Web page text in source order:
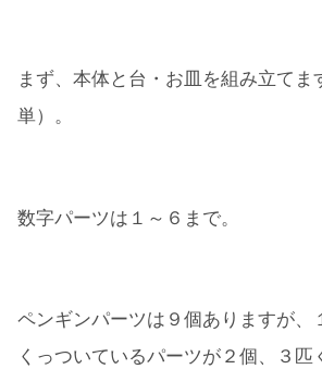
まず、本体と台・お皿を組み立てま
単）。
数字パーツは１～６まで。
ペンギンパーツは９個ありますが、
くっついているパーツが２個、３匹